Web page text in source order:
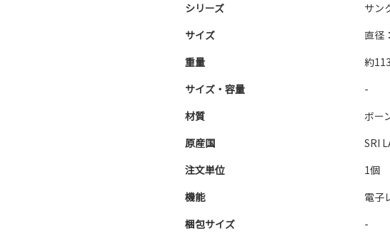
シリーズ
サン
サイズ
直径
重量
約
サイズ・容量
-
材質
ボー
原産国
SRI
注文単位
1個
機能
電子
梱包サイズ
-